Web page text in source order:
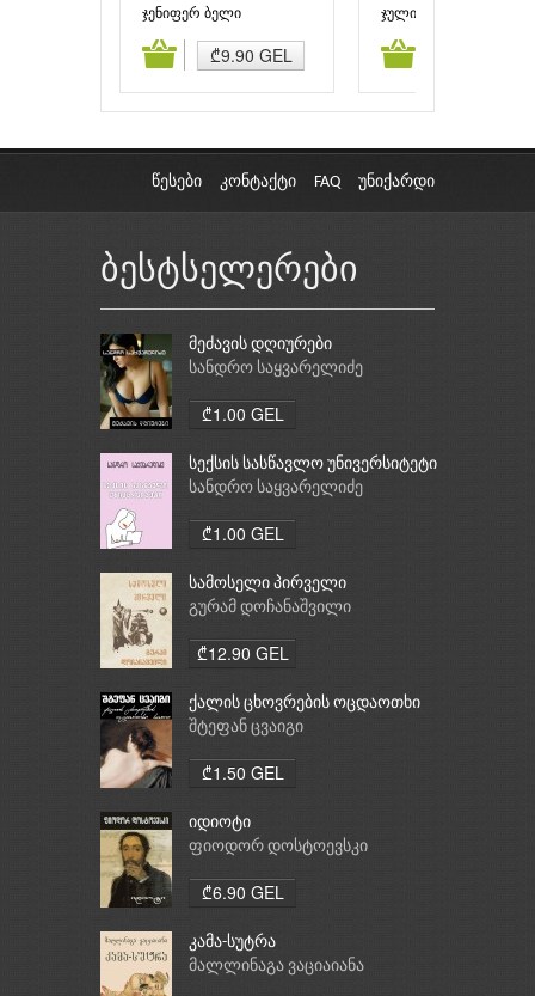
საათი
ჯენიფერ ბელი
₾9.90 GEL
ჯულიანა ტაბატაძე
კალათაში დამატება კალათაში
წესები კონტაქტი FAQ უნიქარდი
ბესტსელერები
მეძავის დღიურები
სანდრო საყვარელიძე
₾1.00 GEL
სექსის სასწავლო უნივერსიტეტი
სანდრო საყვარელიძე
₾1.00 GEL
სამოსელი პირველი
გურამ დოჩანაშვილი
₾12.90 GEL
ქალის ცხოვრების ოცდაოთხი
საათი
შტეფან ცვაიგი
₾1.50 GEL
იდიოტი
ფიოდორ დოსტოევსკი
₾6.90 GEL
კამა-სუტრა
მალლინაგა ვაციაიანა